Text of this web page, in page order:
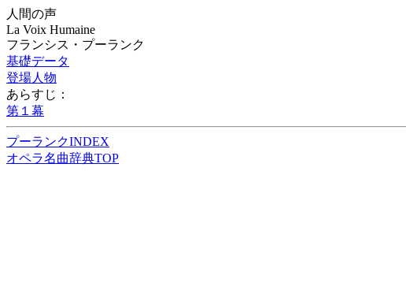
人間の声
La Voix Humaine
フランシス・プーランク
基礎データ
登場人物
あらすじ：
第１幕
プーランクINDEX
オペラ名曲辞典TOP